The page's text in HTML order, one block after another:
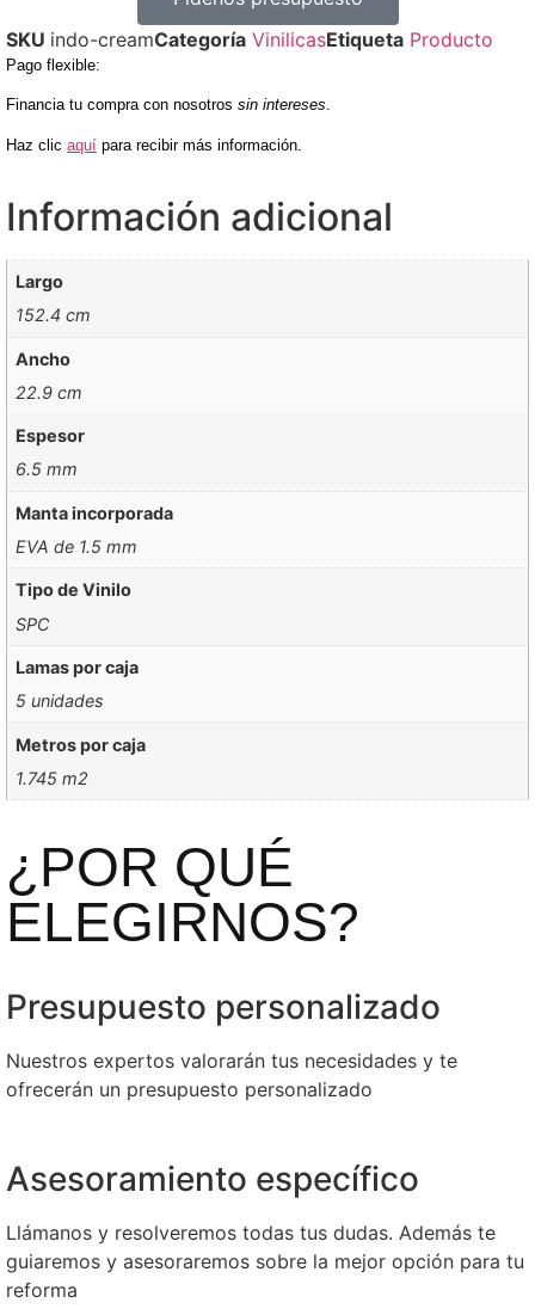
SKU indo-creamCategoría VinilicasEtiqueta Producto
Pago flexible:
Financia tu compra con nosotros sin intereses.
Haz clic aquí para recibir más información.
Información adicional
Largo
152.4 cm
Ancho
22.9 cm
Espesor
6.5 mm
Manta incorporada
EVA de 1.5 mm
Tipo de Vinilo
SPC
Lamas por caja
5 unidades
Metros por caja
1.745 m2
¿POR QUÉ
ELEGIRNOS?
Presupuesto personalizado
Nuestros expertos valorarán tus necesidades y te
ofrecerán un presupuesto personalizado
Asesoramiento específico
Llámanos y resolveremos todas tus dudas. Además te
guiaremos y asesoraremos sobre la mejor opción para tu
reforma